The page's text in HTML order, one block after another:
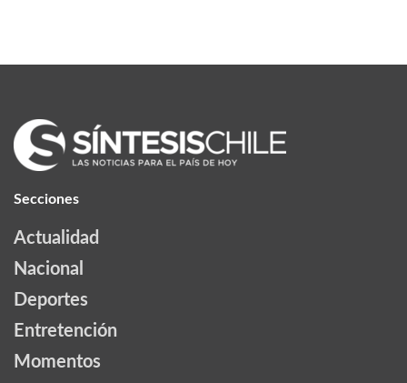
Secciones
Actualidad
Nacional
Deportes
Entretención
Momentos